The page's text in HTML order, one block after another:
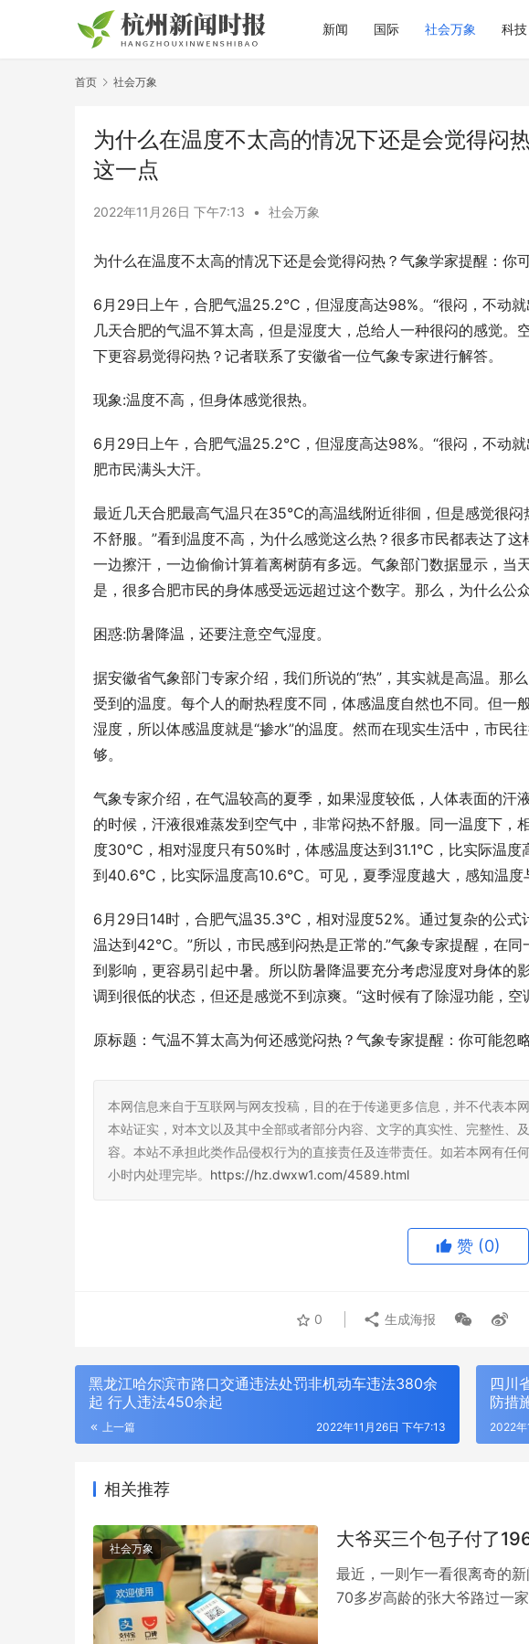
新闻 国际 社会万象 科技
首页 社会万象
为什么在温度不太高的情况下还是会觉得闷
这一点
2022年11月26日 下午7:13 • 社会万象
为什么在温度不太高的情况下还是会觉得闷热？气象学家提醒：你
6月29日上午，合肥气温25.2℃，但湿度高达98%。“很闷，不动
几天合肥的气温不算太高，但是湿度大，总给人一种很闷的感觉。
下更容易觉得闷热？记者联系了安徽省一位气象专家进行解答。
现象:温度不高，但身体感觉很热。
6月29日上午，合肥气温25.2℃，但湿度高达98%。“很闷，不动
肥市民满头大汗。
最近几天合肥最高气温只在35℃的高温线附近徘徊，但是感觉很闷
不舒服。”看到温度不高，为什么感觉这么热？很多市民都表达了
一边擦汗，一边偷偷计算着离树荫有多远。气象部门数据显示，
是，很多合肥市民的身体感受远远超过这个数字。那么，为什么公
困惑:防暑降温，还要注意空气湿度。
据安徽省气象部门专家介绍，我们所说的“热”，其实就是高温。那
受到的温度。每个人的耐热程度不同，体感温度自然也不同。但一
湿度，所以体感温度就是“掺水”的温度。然而在现实生活中，市民
够。
气象专家介绍，在气温较高的夏季，如果湿度较低，人体表面的汗
的时候，汗液很难蒸发到空气中，非常闷热不舒服。同一温度下，
度30℃，相对湿度只有50%时，体感温度达到31.1℃，比实际温度
到40.6℃，比实际温度高10.6℃。可见，夏季湿度越大，感知温度
6月29日14时，合肥气温35.3℃，相对湿度52%。通过复杂的公
温达到42℃。”所以，市民感到闷热是正常的.”气象专家提醒，在
到影响，更容易引起中暑。所以防暑降温要充分考虑湿度对身体的
调到很低的状态，但还是感觉不到凉爽。“这时候有了除湿功能，
原标题：气温不算太高为何还感觉闷热？气象专家提醒：你可能忽
本网信息来自于互联网与网友投稿，目的在于传递更多信息，并不代表本
本站证实，对本文以及其中全部或者部分内容、文字的真实性、完整性、
容。本站不承担此类作品侵权行为的直接责任及连带责任。如若本网有任
小时内处理完毕。 https://hz.dwxw1.com/4589.html
赞 (0)
0 生成海报
黑龙江哈尔滨市路口交通违法处罚非机动车违法380余
起 行人违法450余起
上一篇 2022年11月26日 下午7:13
四川
防措
2022年
相关推荐
社会万象 大爷买三个包子付了
最近，一则乍一看很离奇的
70多岁高龄的张大爷路过一